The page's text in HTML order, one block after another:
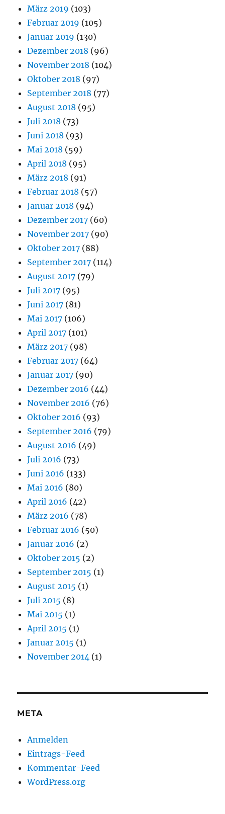
März 2019 (103)
Februar 2019 (105)
Januar 2019 (130)
Dezember 2018 (96)
November 2018 (104)
Oktober 2018 (97)
September 2018 (77)
August 2018 (95)
Juli 2018 (73)
Juni 2018 (93)
Mai 2018 (59)
April 2018 (95)
März 2018 (91)
Februar 2018 (57)
Januar 2018 (94)
Dezember 2017 (60)
November 2017 (90)
Oktober 2017 (88)
September 2017 (114)
August 2017 (79)
Juli 2017 (95)
Juni 2017 (81)
Mai 2017 (106)
April 2017 (101)
März 2017 (98)
Februar 2017 (64)
Januar 2017 (90)
Dezember 2016 (44)
November 2016 (76)
Oktober 2016 (93)
September 2016 (79)
August 2016 (49)
Juli 2016 (73)
Juni 2016 (133)
Mai 2016 (80)
April 2016 (42)
März 2016 (78)
Februar 2016 (50)
Januar 2016 (2)
Oktober 2015 (2)
September 2015 (1)
August 2015 (1)
Juli 2015 (8)
Mai 2015 (1)
April 2015 (1)
Januar 2015 (1)
November 2014 (1)
META
Anmelden
Eintrags-Feed
Kommentar-Feed
WordPress.org